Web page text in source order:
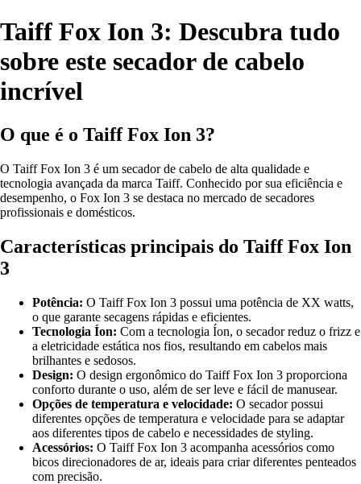
Taiff Fox Ion 3: Descubra tudo
sobre este secador de cabelo
incrível
O que é o Taiff Fox Ion 3?
O Taiff Fox Ion 3 é um secador de cabelo de alta qualidade e
tecnologia avançada da marca Taiff. Conhecido por sua eficiência e
desempenho, o Fox Ion 3 se destaca no mercado de secadores
profissionais e domésticos.
Características principais do Taiff Fox Ion
3
Potência: O Taiff Fox Ion 3 possui uma potência de XX watts,
o que garante secagens rápidas e eficientes.
Tecnologia Íon: Com a tecnologia Íon, o secador reduz o frizz e
a eletricidade estática nos fios, resultando em cabelos mais
brilhantes e sedosos.
Design: O design ergonômico do Taiff Fox Ion 3 proporciona
conforto durante o uso, além de ser leve e fácil de manusear.
Opções de temperatura e velocidade: O secador possui
diferentes opções de temperatura e velocidade para se adaptar
aos diferentes tipos de cabelo e necessidades de styling.
Acessórios: O Taiff Fox Ion 3 acompanha acessórios como
bicos direcionadores de ar, ideais para criar diferentes penteados
com precisão.